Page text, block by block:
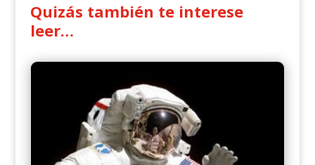
Quizás también te interese
leer…